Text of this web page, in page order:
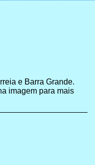
e Barra Grande.
imagem para mais